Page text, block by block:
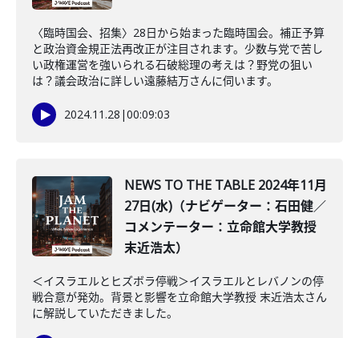
〈臨時国会、招集〉28日から始まった臨時国会。補正予算
と政治資金規正法再改正が注目されます。少数与党で苦し
い政権運営を強いられる石破総理の考えは？野党の狙い
は？議会政治に詳しい遠藤結万さんに伺います。
2024.11.28 |00:09:03
NEWS TO THE TABLE 2024年11月
27日(水)（ナビゲーター：石田健／
コメンテーター：立命館大学教授
末近浩太）
＜イスラエルとヒズボラ停戦＞イスラエルとレバノンの停
戦合意が発効。背景と影響を立命館大学教授 末近浩太さん
に解説していただきました。